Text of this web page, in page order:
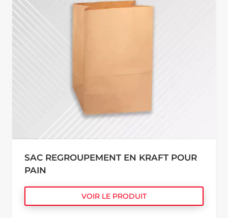
SAC REGROUPEMENT EN KRAFT POUR
PAIN
VOIR LE PRODUIT